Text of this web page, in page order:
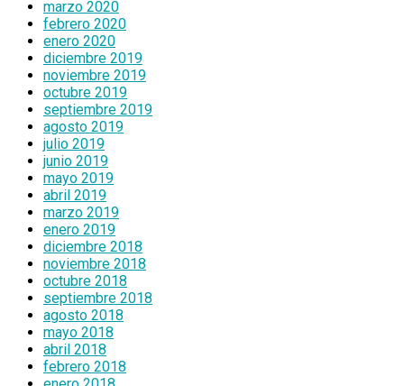
marzo 2020
febrero 2020
enero 2020
diciembre 2019
noviembre 2019
octubre 2019
septiembre 2019
agosto 2019
julio 2019
junio 2019
mayo 2019
abril 2019
marzo 2019
enero 2019
diciembre 2018
noviembre 2018
octubre 2018
septiembre 2018
agosto 2018
mayo 2018
abril 2018
febrero 2018